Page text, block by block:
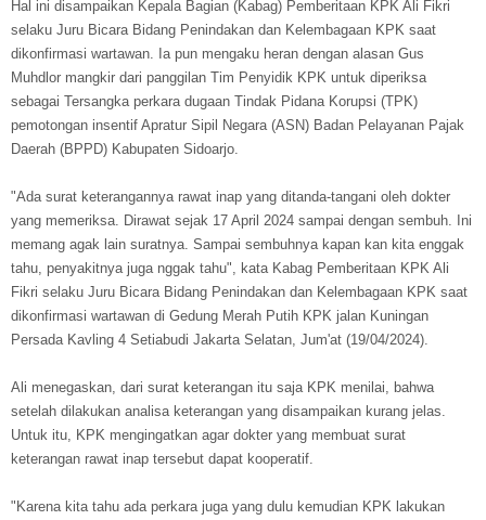
Hal ini disampaikan Kepala Bagian (Kabag) Pemberitaan KPK Ali Fikri
selaku Juru Bicara Bidang Penindakan dan Kelembagaan KPK saat
dikonfirmasi wartawan. Ia pun mengaku heran dengan alasan Gus
Muhdlor mangkir dari panggilan Tim Penyidik KPK untuk diperiksa
sebagai Tersangka perkara dugaan Tindak Pidana Korupsi (TPK)
pemotongan insentif Apratur Sipil Negara (ASN) Badan Pelayanan Pajak
Daerah (BPPD) Kabupaten Sidoarjo.
"Ada surat keterangannya rawat inap yang ditanda-tangani oleh dokter
yang memeriksa. Dirawat sejak 17 April 2024 sampai dengan sembuh. Ini
memang agak lain suratnya. Sampai sembuhnya kapan kan kita enggak
tahu, penyakitnya juga nggak tahu", kata Kabag Pemberitaan KPK Ali
Fikri selaku Juru Bicara Bidang Penindakan dan Kelembagaan KPK saat
dikonfirmasi wartawan di Gedung Merah Putih KPK jalan Kuningan
Persada Kavling 4 Setiabudi Jakarta Selatan, Jum'at (19/04/2024).
Ali menegaskan, dari surat keterangan itu saja KPK menilai, bahwa
setelah dilakukan analisa keterangan yang disampaikan kurang jelas.
Untuk itu, KPK mengingatkan agar dokter yang membuat surat
keterangan rawat inap tersebut dapat kooperatif.
"Karena kita tahu ada perkara juga yang dulu kemudian KPK lakukan